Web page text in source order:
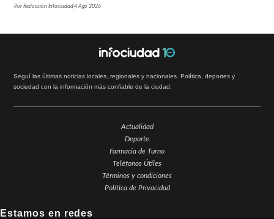
PorRedacción Infociudad4 Ago 2026
Seguí las últimas noticias locales, regionales y nacionales. Política, deportes y
sociedad con la información más confiable de la ciudad.
Actualidad
Deporte
Farmacia de Turno
Teléfonos Útiles
Términos y condiciones
Política de Privacidad
Estamos en redes